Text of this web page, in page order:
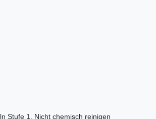
Stufe 1, Nicht chemisch reinigen